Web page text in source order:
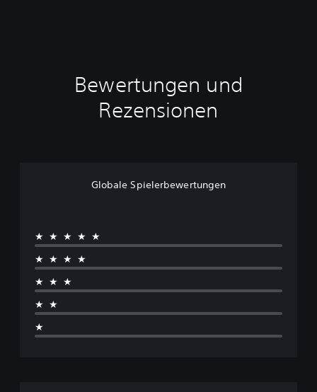
Bewertungen und
Rezensionen
Globale Spielerbewertungen
★★★★★
★★★★
★★★
★★
★